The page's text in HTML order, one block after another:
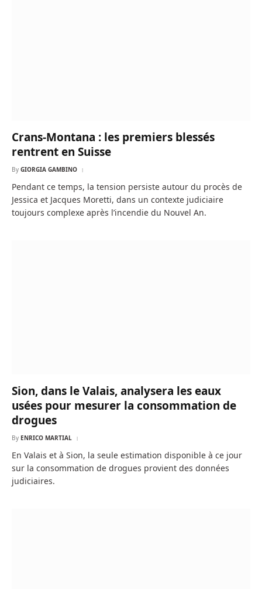
Crans-Montana : les premiers blessés
rentrent en Suisse
By GIORGIA GAMBINO
Pendant ce temps, la tension persiste autour du procès de
Jessica et Jacques Moretti, dans un contexte judiciaire
toujours complexe après l’incendie du Nouvel An.
Sion, dans le Valais, analysera les eaux
usées pour mesurer la consommation de
drogues
By ENRICO MARTIAL
En Valais et à Sion, la seule estimation disponible à ce jour
sur la consommation de drogues provient des données
judiciaires.